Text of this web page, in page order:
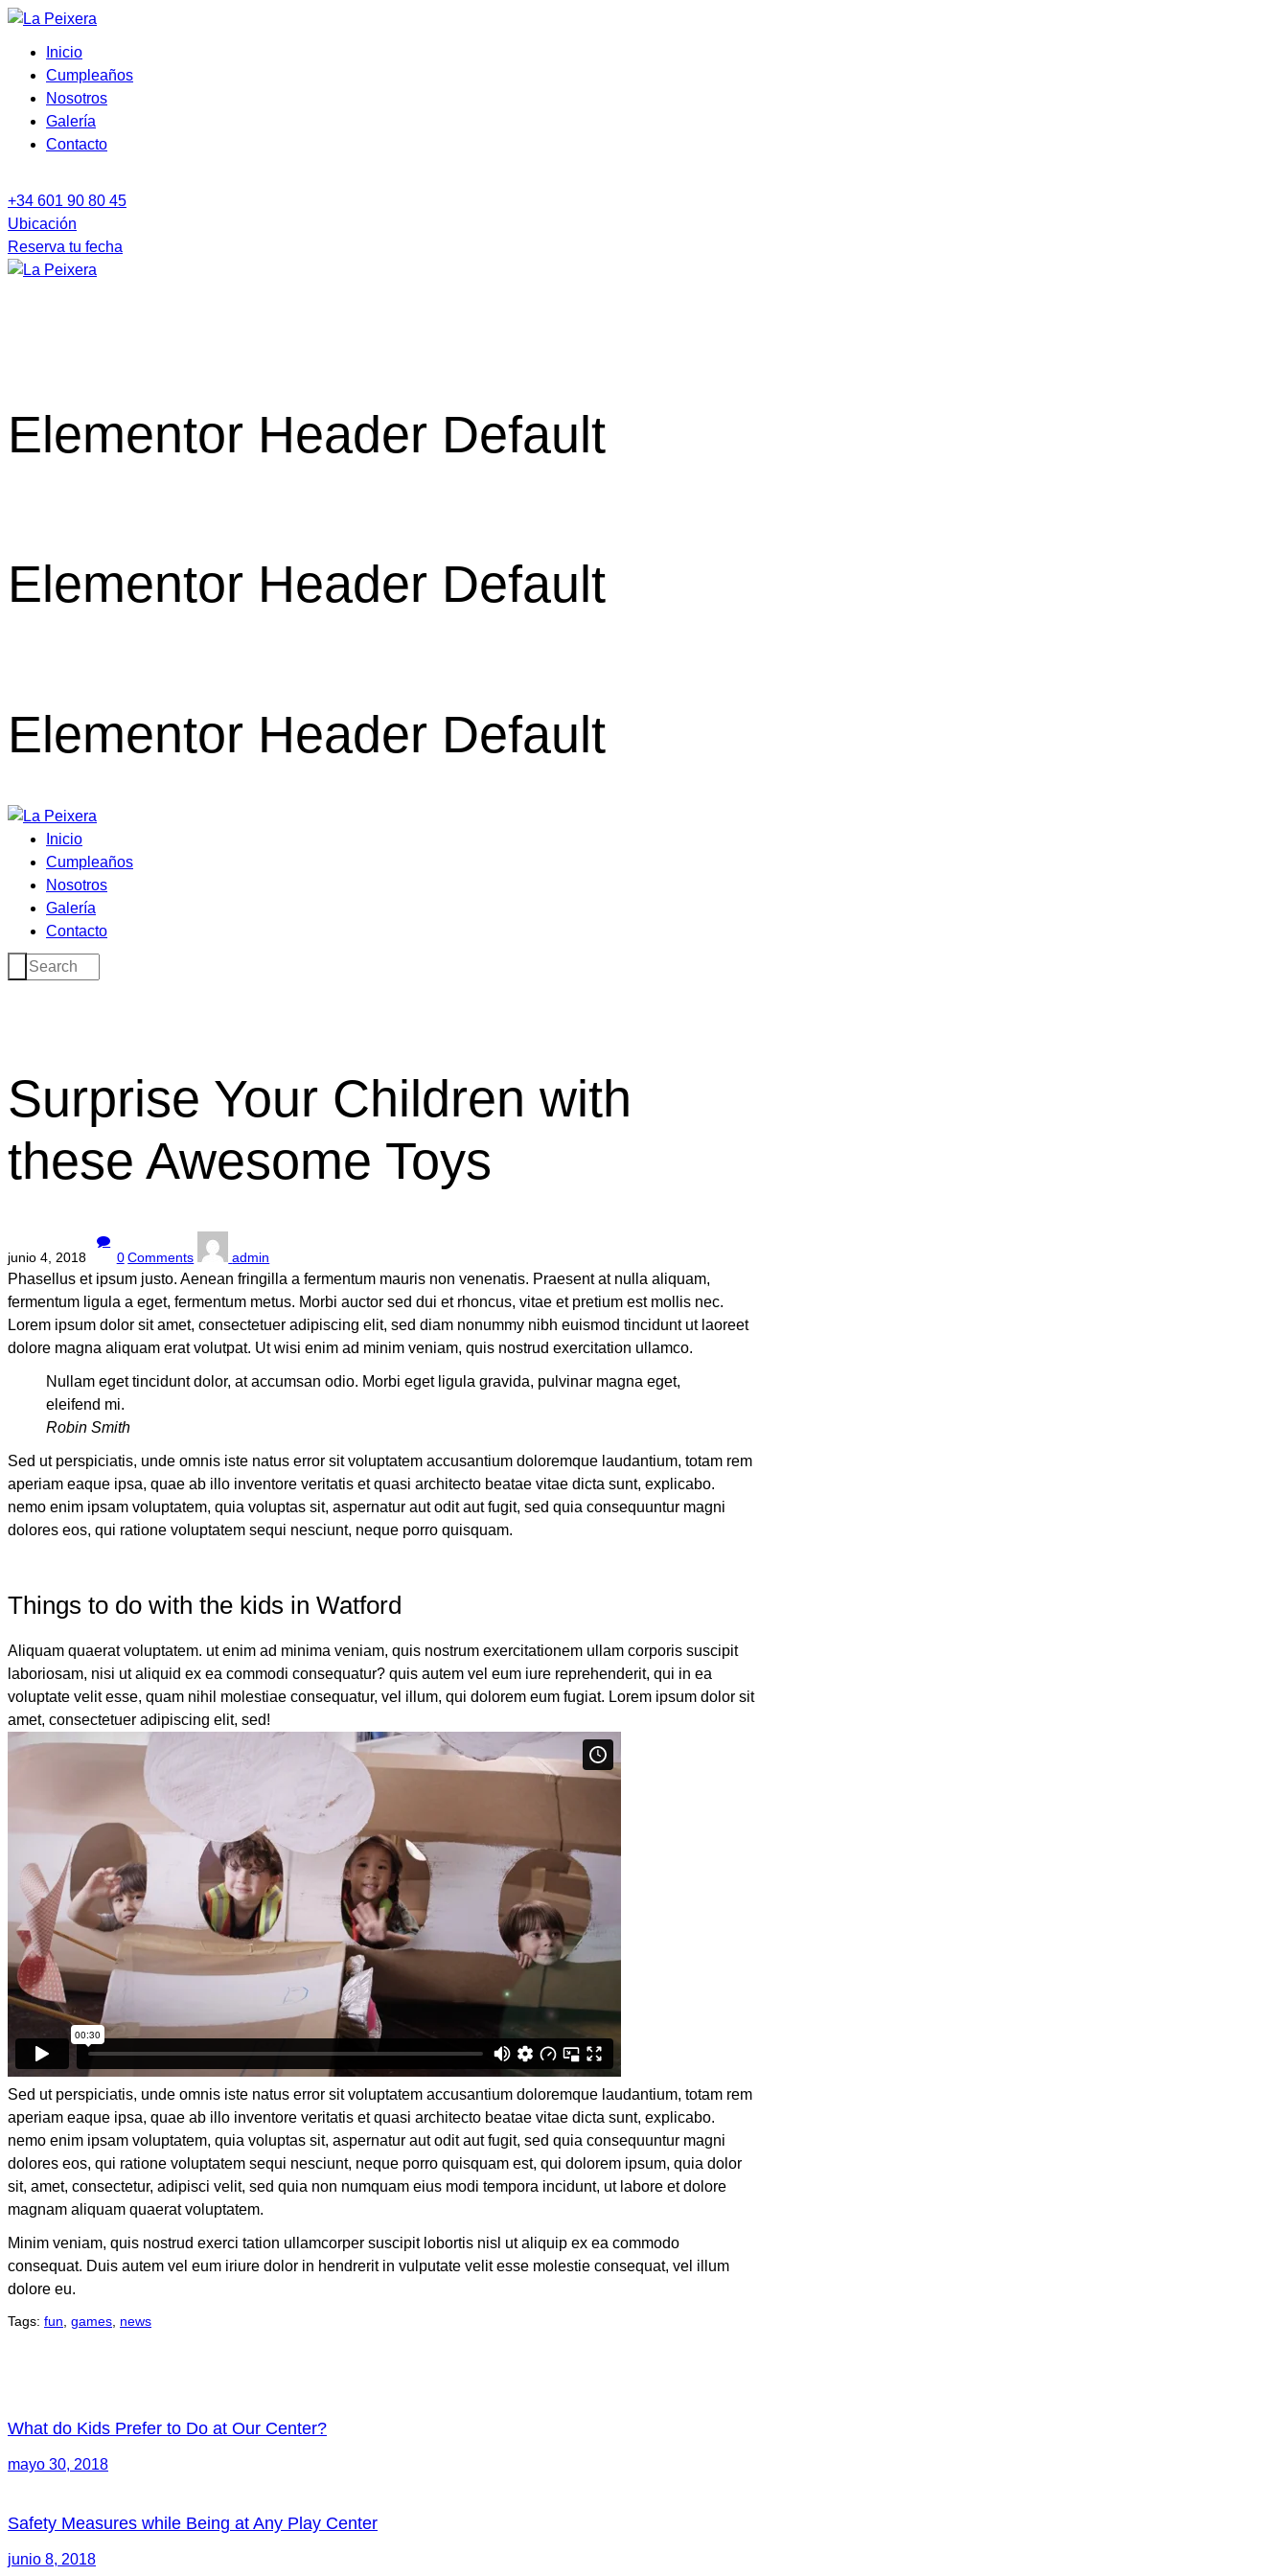
Inicio
Cumpleaños
Nosotros
Galería
Contacto
+34 601 90 80 45
Ubicación
Reserva tu fecha
Elementor Header Default
Elementor Header Default
Elementor Header Default
Inicio
Cumpleaños
Nosotros
Galería
Contacto
Surprise Your Children with
these Awesome Toys
junio 4, 2018 0 Comments admin
Phasellus et ipsum justo. Aenean fringilla a fermentum mauris non venenatis. Praesent at nulla aliquam,
fermentum ligula a eget, fermentum metus. Morbi auctor sed dui et rhoncus, vitae et pretium est mollis nec.
Lorem ipsum dolor sit amet, consectetuer adipiscing elit, sed diam nonummy nibh euismod tincidunt ut laoreet
dolore magna aliquam erat volutpat. Ut wisi enim ad minim veniam, quis nostrud exercitation ullamco.
Nullam eget tincidunt dolor, at accumsan odio. Morbi eget ligula gravida, pulvinar magna eget,
eleifend mi.
Robin Smith
Sed ut perspiciatis, unde omnis iste natus error sit voluptatem accusantium doloremque laudantium, totam rem
aperiam eaque ipsa, quae ab illo inventore veritatis et quasi architecto beatae vitae dicta sunt, explicabo.
nemo enim ipsam voluptatem, quia voluptas sit, aspernatur aut odit aut fugit, sed quia consequuntur magni
dolores eos, qui ratione voluptatem sequi nesciunt, neque porro quisquam.
Things to do with the kids in Watford
Aliquam quaerat voluptatem. ut enim ad minima veniam, quis nostrum exercitationem ullam corporis suscipit
laboriosam, nisi ut aliquid ex ea commodi consequatur? quis autem vel eum iure reprehenderit, qui in ea
voluptate velit esse, quam nihil molestiae consequatur, vel illum, qui dolorem eum fugiat. Lorem ipsum dolor sit
amet, consectetuer adipiscing elit, sed!
Sed ut perspiciatis, unde omnis iste natus error sit voluptatem accusantium doloremque laudantium, totam rem
aperiam eaque ipsa, quae ab illo inventore veritatis et quasi architecto beatae vitae dicta sunt, explicabo.
nemo enim ipsam voluptatem, quia voluptas sit, aspernatur aut odit aut fugit, sed quia consequuntur magni
dolores eos, qui ratione voluptatem sequi nesciunt, neque porro quisquam est, qui dolorem ipsum, quia dolor
sit, amet, consectetur, adipisci velit, sed quia non numquam eius modi tempora incidunt, ut labore et dolore
magnam aliquam quaerat voluptatem.
Minim veniam, quis nostrud exerci tation ullamcorper suscipit lobortis nisl ut aliquip ex ea commodo
consequat. Duis autem vel eum iriure dolor in hendrerit in vulputate velit esse molestie consequat, vel illum
dolore eu.
Tags: fun, games, news
What do Kids Prefer to Do at Our Center?
mayo 30, 2018
Safety Measures while Being at Any Play Center
junio 8, 2018